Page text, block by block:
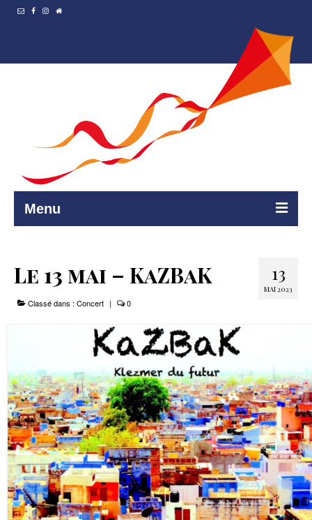
Menu
Resto et…
Programmation
Infos Pratiques
13
MAI 2023
Le 13 mai – KaZBaK
Classé dans : Concert | 0